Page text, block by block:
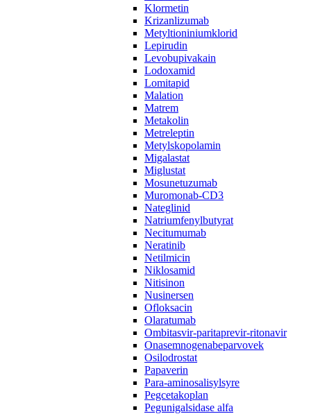
Klormetin
Krizanlizumab
Metyltioniniumklorid
Lepirudin
Levobupivakain
Lodoxamid
Lomitapid
Malation
Matrem
Metakolin
Metreleptin
Metylskopolamin
Migalastat
Miglustat
Mosunetuzumab
Muromonab-CD3
Nateglinid
Natriumfenylbutyrat
Necitumumab
Neratinib
Netilmicin
Niklosamid
Nitisinon
Nusinersen
Ofloksacin
Olaratumab
Ombitasvir-paritaprevir-ritonavir
Onasemnogenabeparvovek
Osilodrostat
Papaverin
Para-aminosalisylsyre
Pegcetakoplan
Pegunigalsidase alfa